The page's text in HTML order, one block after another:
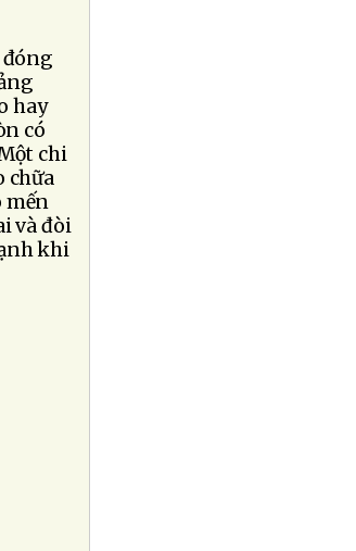
đóng
hay
có
chi
chữa
mến
và đòi
khi